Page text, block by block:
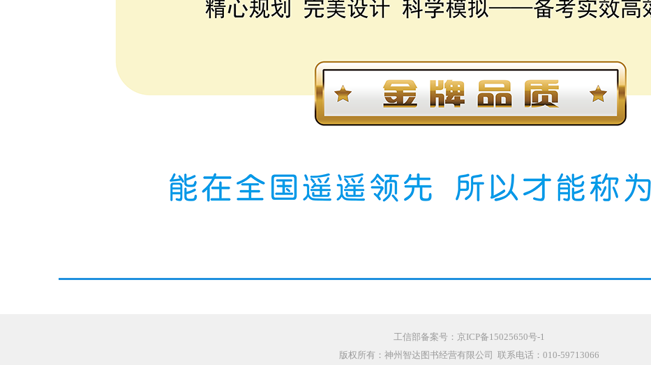
工信部备案号： 京ICP备15025650号-1
版权所有：神州智达图书经营有限公司 联系电话：010-59713066